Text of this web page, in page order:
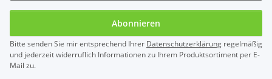
Abonnieren
Bitte senden Sie mir entsprechend Ihrer Datenschutzerklärung regelmäßig
und jederzeit widerruflich Informationen zu Ihrem Produktsortiment per E-
Mail zu.